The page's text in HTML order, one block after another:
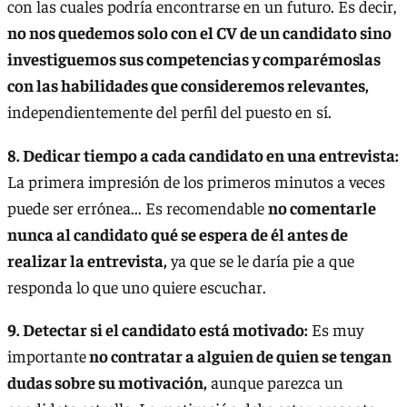
con las cuales podría encontrarse en un futuro. Es decir,
no nos quedemos solo con el CV de un candidato sino
investiguemos sus competencias y comparémoslas
con las habilidades que consideremos relevantes,
independientemente del perfil del puesto en sí.
8. Dedicar tiempo a cada candidato en una entrevista:
La primera impresión de los primeros minutos a veces
puede ser errónea... Es recomendableno comentarle
nunca al candidato qué se espera de él antes de
realizar la entrevista,ya que se le daría pie a que
responda lo que uno quiere escuchar.
9. Detectar si el candidato está motivado: Es muy
importanteno contratar a alguien de quien se tengan
dudas sobre su motivación,aunque parezca un